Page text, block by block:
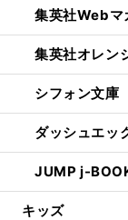
集英社Webマ
集英社オレン
シフォン文庫
ダッシュエッ
JUMP j-
キッズ